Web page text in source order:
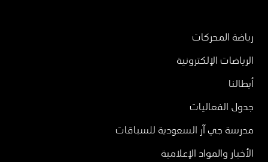
رياضة المحركات
الرياضات الإلكترونية
أبطالنا
جدول الفعاليات
مدرسة جي آر السعودية للسباقات
الأخبار والمواد الإعلامية